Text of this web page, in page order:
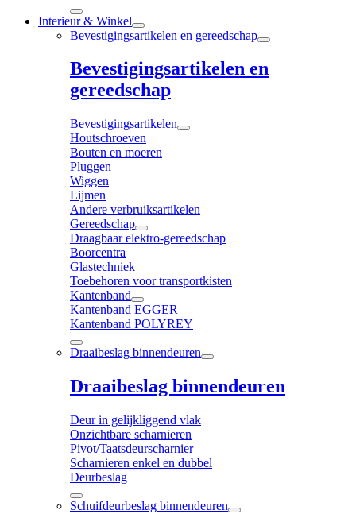
Interieur & Winkel
Bevestigingsartikelen en gereedschap
Bevestigingsartikelen en
gereedschap
Bevestigingsartikelen
Houtschroeven
Bouten en moeren
Pluggen
Wiggen
Lijmen
Andere verbruiksartikelen
Gereedschap
Draagbaar elektro-gereedschap
Boorcentra
Glastechniek
Toebehoren voor transportkisten
Kantenband
Kantenband EGGER
Kantenband POLYREY
Draaibeslag binnendeuren
Draaibeslag binnendeuren
Deur in gelijkliggend vlak
Onzichtbare scharnieren
Pivot/Taatsdeurscharnier
Scharnieren enkel en dubbel
Deurbeslag
Schuifdeurbeslag binnendeuren